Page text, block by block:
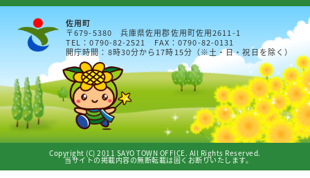
佐用町
〒679-5380 兵庫県佐用郡佐用町佐用2611-1
TEL：0790-82-2521 FAX：0790-82-0131
開庁時間：8時30分から17時15分（※土・日・祝日を除く）
Copyright (C) 2011 SAYO TOWN OFFICE. All Rights Reserved.
当サイトの掲載内容の無断転載は固くお断りいたします。